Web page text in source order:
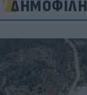
ΔΗΜΟΦΙΛΗ